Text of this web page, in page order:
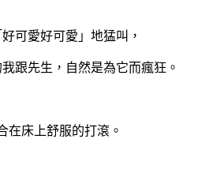
可愛好可愛」地猛叫，
跟先生，自然是為它而瘋狂。
在床上舒服的打滾。